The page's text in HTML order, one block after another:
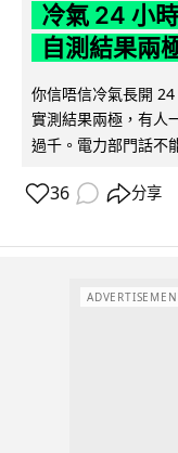
冷氣 24 小
自測結果兩
你信唔信冷氣長開
實測結果兩極，有人
過千。電力部門話不
36 分享